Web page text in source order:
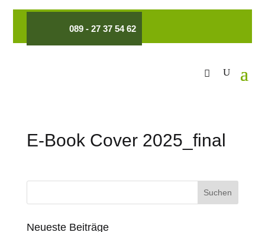
089 - 27 37 54 62
E-Book Cover 2025_final
Neueste Beiträge